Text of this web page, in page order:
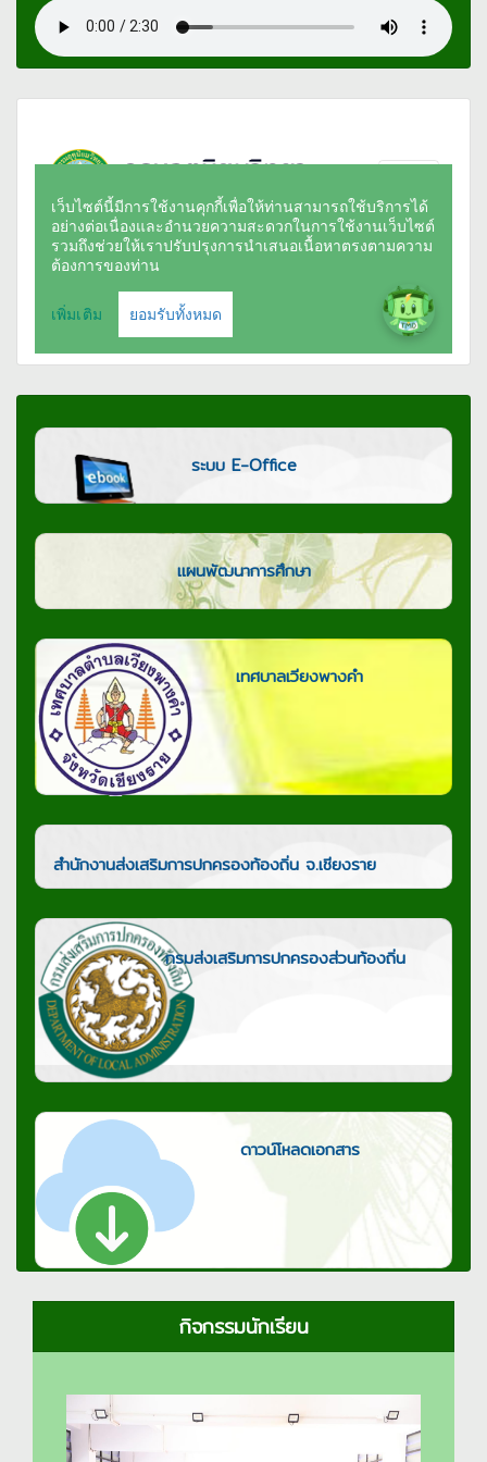
ระบบ E-Office
แผนพัฒนาการศึกษา
เทศบาลเวียงพางคำ
สำนักงานส่งเสริมการปกครองท้องถิ่น จ.เชียงราย
กรมส่งเสริมการปกครองส่วนท้องถิ่น
ดาวน์โหลดเอกสาร
กิจกรรมนักเรียน